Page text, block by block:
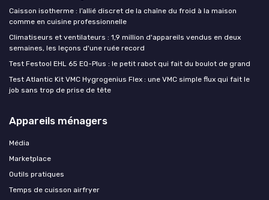
Caisson isotherme : l’allié discret de la chaîne du froid à la maison
comme en cuisine professionnelle
Climatiseurs et ventilateurs : 1,9 million d'appareils vendus en deux
semaines, les leçons d'une ruée record
Test Festool EHL 65 EQ-Plus : le petit rabot qui fait du boulot de grand
Test Atlantic Kit VMC Hygrogenius Flex : une VMC simple flux qui fait le
job sans trop de prise de tête
Appareils ménagers
Média
Marketplace
Outils pratiques
Temps de cuisson airfryer